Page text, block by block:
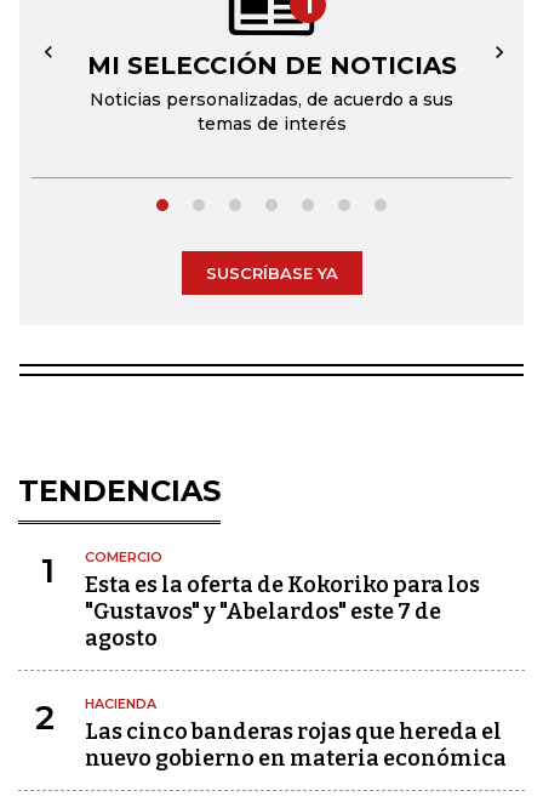
MI SELECCIÓN DE NOTICIAS
Noticias personalizadas, de acuerdo a sus
temas de interés
← →
SUSCRÍBASE YA
TENDENCIAS
1 COMERCIO
Esta es la oferta de Kokoriko para los
"Gustavos" y "Abelardos" este 7 de
agosto
2 HACIENDA
Las cinco banderas rojas que hereda el
nuevo gobierno en materia económica